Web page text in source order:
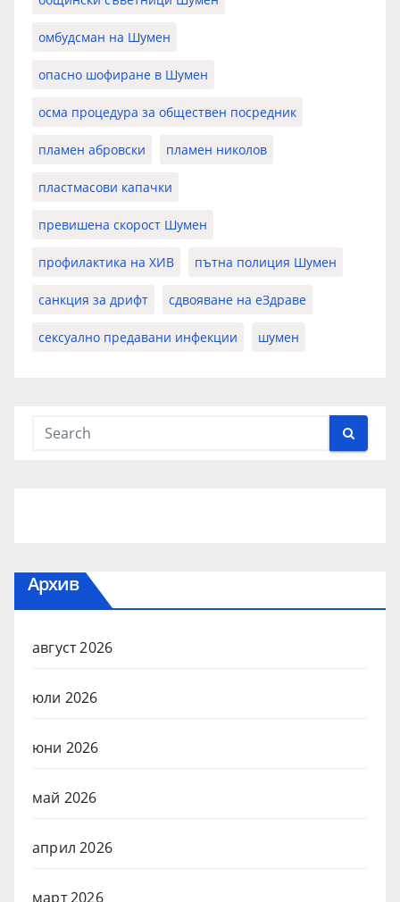
омбудсман на Шумен
опасно шофиране в Шумен
осма процедура за обществен посредник
пламен абровски пламен николов
пластмасови капачки
превишена скорост Шумен
профилактика на ХИВ пътна полиция Шумен
санкция за дрифт сдвояване на еЗдраве
сексуално предавани инфекции шумен
Архив
август 2026
юли 2026
юни 2026
май 2026
април 2026
март 2026